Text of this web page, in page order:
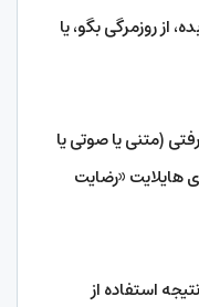
روزمرگی بگو، یا
(متنی یا صوتی یا
هایلایت «رضایت
استفاده از